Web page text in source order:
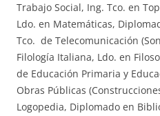
Trabajo Social, Ing. Tco. en
Ldo. en Matemáticas,
Tco. de Telecomunicación
Filología Italiana, Ldo. en
de Educación Primaria y
Obras Públicas
Logopedia, Diplomado en